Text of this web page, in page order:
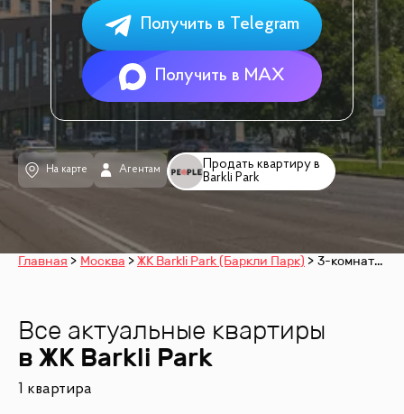
Продать квартиру в
Barkli Park
На карте Агентам
Получить в Telegram
Получить в MAX
Главная Москва ЖК Barkli Park (Баркли Парк) 3-комнатные
Все актуальные квартиры
в ЖК Barkli Park
1 квартира